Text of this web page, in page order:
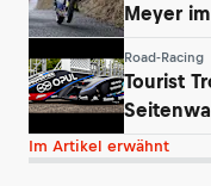
Meyer
Road-Racing
Tourist
ungeklärt
Im Artikel erwähnt